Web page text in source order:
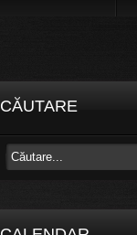
CĂUTARE